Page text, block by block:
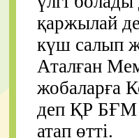
қаржылай
күш салып
Аталған
жобаларға
деп ҚР БҒМ
атап өтті.